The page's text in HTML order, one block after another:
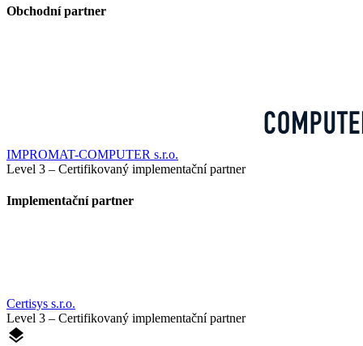
Obchodní partner
IMPROMAT-COMPUTER s.r.o.
Level 3 – Certifikovaný implementační partner
Implementační partner
Certisys s.r.o.
Level 3 – Certifikovaný implementační partner
layers